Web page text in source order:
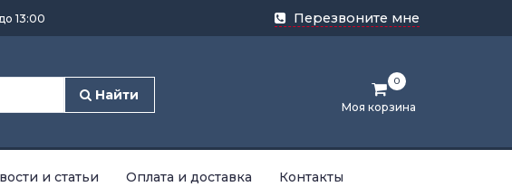
13:00 Перезвоните мне
Найти
Моя корзина
0
и статьи Оплата и доставка Контакты